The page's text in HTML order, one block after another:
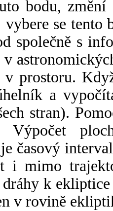
bodu,
se tento
společně s
prostoru.
a
stran).
Výpočet
časový
i mimo
k
v rovině